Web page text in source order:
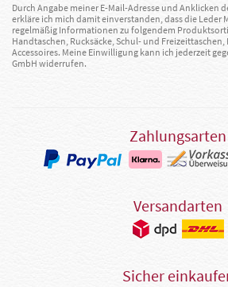
Durch Angabe meiner E-Mail-Adresse und Anklicken
erkläre ich mich damit einverstanden, dass die Leder
regelmäßig Informationen zu folgendem
Handtaschen, Rucksäcke, Schul- und Freizeittaschen,
Accessoires. Meine Einwilligung kann ich jederzeit
GmbH widerrufen.
Zahlungsarten
Versandarten
Sicher